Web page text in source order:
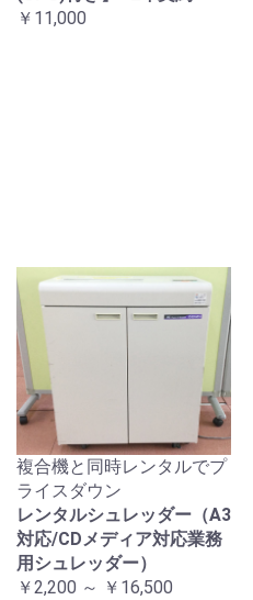
￥11,000
複合機と同時レンタルでプ
ライスダウン
レンタルシュレッダー（A3
対応/CDメディア対応業務
用シュレッダー）
￥2,200 ～ ￥16,500